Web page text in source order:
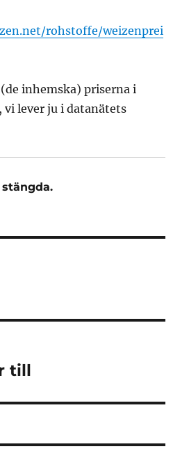
rohstoffe/weizenprei
inhemska) priserna i
vi lever ju i datanätets
till